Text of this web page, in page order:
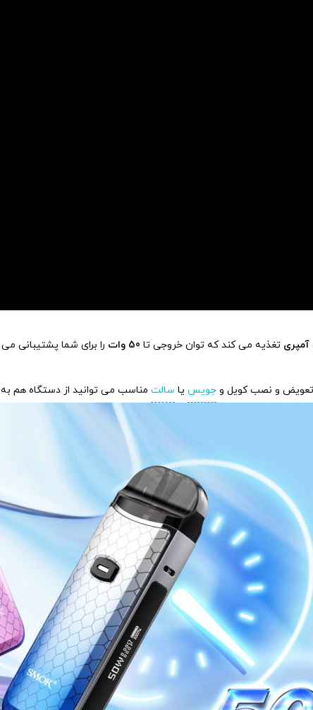
تغذیه می کند که توان خروجی تا 50 وات را برای شما پشتیبانی
تعویض و نصب کویل و جویس یا سالت مناسب می توانید از دستگاه هم